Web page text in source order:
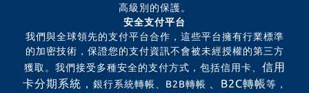
高級別的保護。
安全支付平台
我們與全球領先的支付平台合作，這些平台擁有行業標準
的加密技術，保證您的支付資訊不會被未經授權的第三方
獲取。我們接受多種安全的支付方式，包括信用卡、 信用
卡分期系統， 銀行系統轉帳、B2B轉帳 、B2C轉帳等，